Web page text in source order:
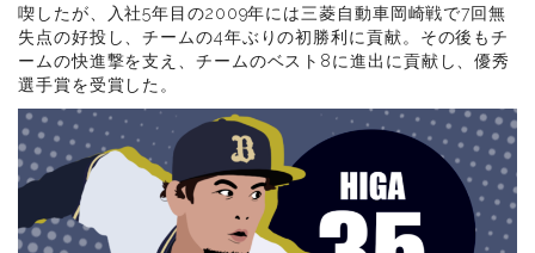
喫したが、入社5年目の2009年には三菱自動車岡崎戦で7回無
失点の好投し、チームの4年ぶりの初勝利に貢献。その後もチ
ームの快進撃を支え、チームのベスト8に進出に貢献し、優秀
選手賞を受賞した。